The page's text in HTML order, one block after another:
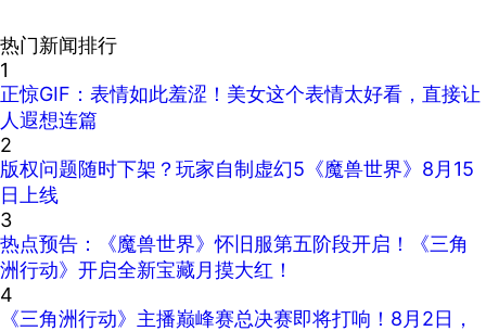
热门新闻排行
1
正惊GIF：表情如此羞涩！美女这个表情太好看，直接让
人遐想连篇
2
版权问题随时下架？玩家自制虚幻5《魔兽世界》8月15
日上线
3
热点预告：《魔兽世界》怀旧服第五阶段开启！《三角
洲行动》开启全新宝藏月摸大红！
4
《三角洲行动》主播巅峰赛总决赛即将打响！8月2日，